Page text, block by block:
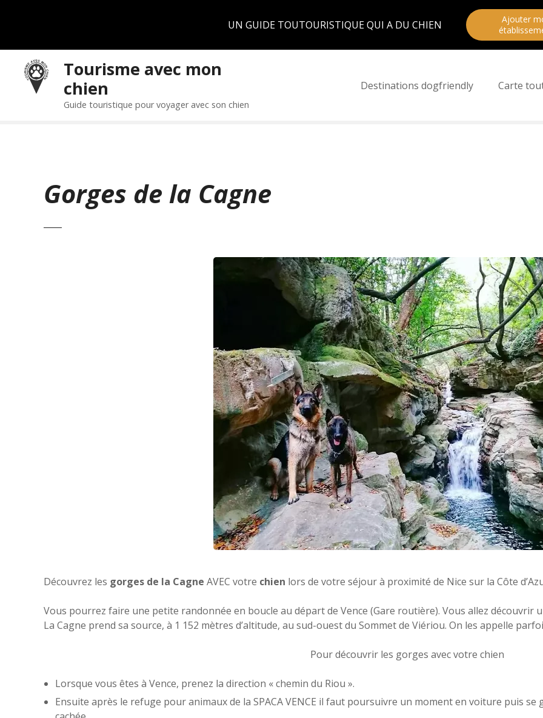
UN GUIDE TOUTOURISTIQUE QUI A DU CHIEN
Ajouter
Tourisme avec mon
chien
Guide touristique pour voyager avec son chien
Destinations dogfriendly Carte
Gorges de la Cagne
Découvrez les gorges de la Cagne AVEC votre chien lors de votre séjour à proximité de Nice sur la Côte
Vous pourrez faire une petite randonnée en boucle au départ de Vence (Gare routière). Vous allez découvrir
La Cagne prend sa source, à 1 152 mètres d’altitude, au sud-ouest du Sommet de Viériou. On les appelle
Pour découvrir les gorges avec votre chien
Lorsque vous êtes à Vence, prenez la direction « chemin du Riou ».
Ensuite après le refuge pour animaux de la SPACA VENCE il faut poursuivre un moment en voiture puis se